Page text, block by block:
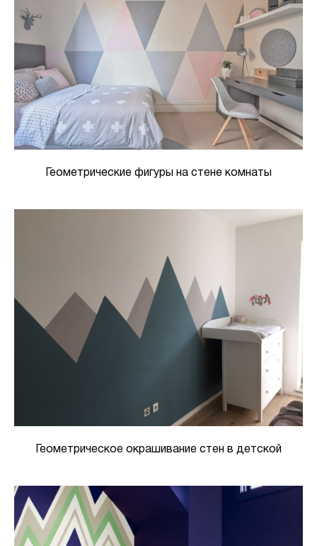
Геометрические фигуры на стене комнаты
Геометрическое окрашивание стен в детской